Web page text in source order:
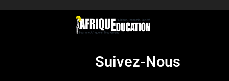
Suivez-Nous